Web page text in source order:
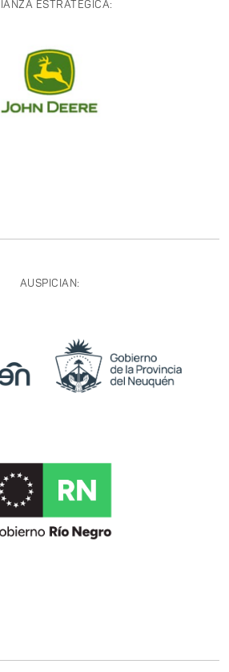
ESTRATÉGICA:
AUSPICIAN: